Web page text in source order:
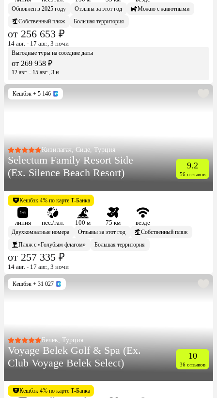
Обновлен в 2025 году
Отзывы за этот год
Можно с животными
Собственный пляж
Большая территория
от 256 653 ₽
14 авг. - 17 авг., 3 ночи
Выгодные туры на соседние даты
от 269 958 ₽
12 авг. - 15 авг., 3 н.
Кешбэк + 5 146
Кизилагач, Сиде, Турция
Selectum Family Resort Side
(Ex. Silence Beach Resort)
9.2
56 отзывов
Кешбэк 4% по карте Т-Банка
линия пес./гал. 100 м 75 км
везде
Двухкомнатные номера
Отзывы за этот год
Собственный пляж
Пляж с «Голубым флагом»
Большая территория
от 257 335 ₽
14 авг. - 17 авг., 3 ночи
Кешбэк + 31 027
Белек, Турция
Voyage Belek Golf & Spa (Ex.
Club Voyage Belek Select)
10
36 отзывов
Кешбэк 4% по карте Т-Банка